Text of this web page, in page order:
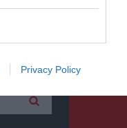
Privacy Policy